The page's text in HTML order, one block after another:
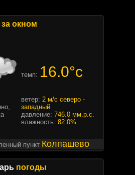
за окном
темп: 16.0°c
ветер: 2 м/с северо -
западный
давление: 746.0 мм.р.с.
влажность: 82.0%
пункт Колпашево
погоды